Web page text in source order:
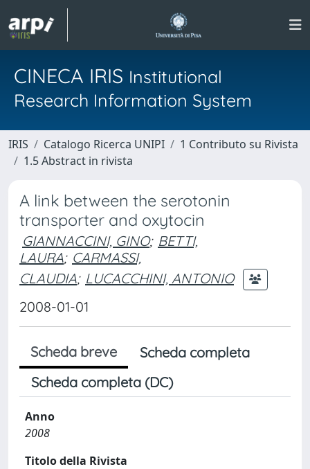
CINECA IRIS Institutional
Research Information System
IRIS Catalogo Ricerca UNIPI
1 Contributo su Rivista
1.5 Abstract in rivista
A link between the serotonin
transporter and oxytocin
GIANNACCINI, GINO; BETTI,
LAURA; CARMASSI,
CLAUDIA; LUCACCHINI, ANTONIO
2008-01-01
Scheda breve
Scheda completa
Scheda completa (DC)
Anno
2008
Titolo della Rivista